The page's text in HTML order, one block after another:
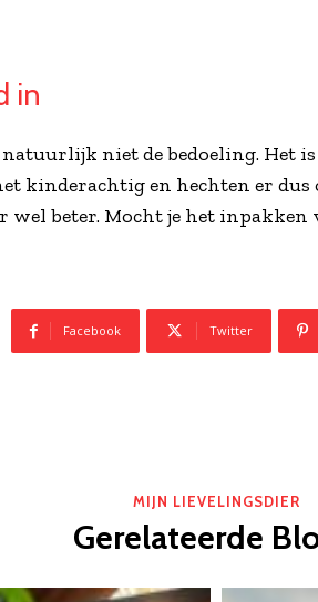
in
natuurlijk niet de bedoeling. Het
kinderachtig en hechten er dus
beter. Mocht je het inpakken
Facebook Twitter
MIJN LIEVELINGSDIER
Gerelateerde